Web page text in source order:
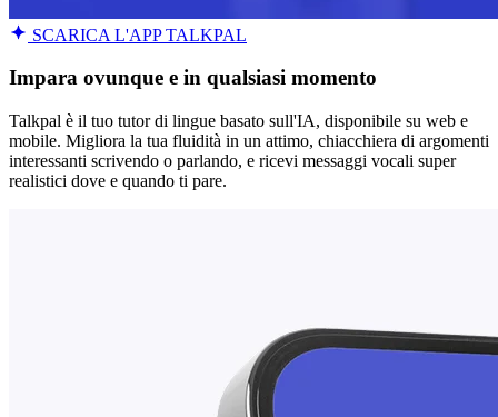
SCARICA L'APP TALKPAL
Impara ovunque e in qualsiasi momento
Talkpal è il tuo tutor di lingue basato sull'IA, disponibile su web e
mobile. Migliora la tua fluidità in un attimo, chiacchiera di argomenti
interessanti scrivendo o parlando, e ricevi messaggi vocali super
realistici dove e quando ti pare.